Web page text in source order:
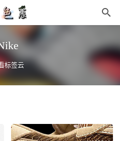
标签云
知水温需合理的保暖 2019-12-